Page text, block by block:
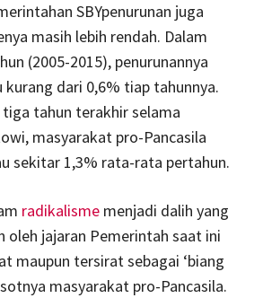
SBYpenurunan juga
masih lebih rendah. Dalam
(2005-2015), penurunannya
kurang dari 0,6% tiap tahunnya.
tahun terakhir selama
masyarakat pro-Pancasila
sekitar 1,3% rata-rata pertahun.
radikalisme menjadi dalih yang
oleh jajaran Pemerintah saat ini
maupun tersirat sebagai ‘biang
masyarakat pro-Pancasila.